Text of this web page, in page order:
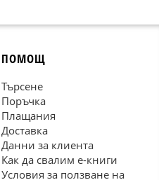
ПОМОЩ
Търсене
Поръчка
Плащания
Доставка
Данни за клиента
Как да свалим е-книги
Условия за ползване на